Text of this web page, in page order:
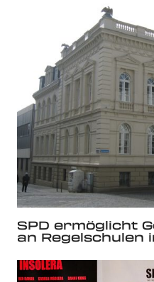
SPD ermöglicht
an Regelschulen